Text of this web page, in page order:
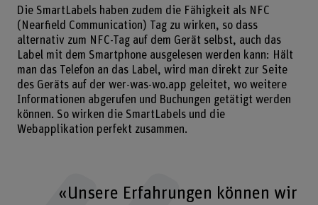
Die SmartLabels haben zudem die Fähigkeit als NFC
(Nearfield Communication) Tag zu wirken, so dass
alternativ zum NFC-Tag auf dem Gerät selbst, auch das
Label mit dem Smartphone ausgelesen werden kann: Hält
man das Telefon an das Label, wird man direkt zur Seite
des Geräts auf der wer-was-wo.app geleitet, wo weitere
Informationen abgerufen und Buchungen getätigt werden
können. So wirken die SmartLabels und die
Webapplikation perfekt zusammen.
«Unsere Erfahrungen können wir